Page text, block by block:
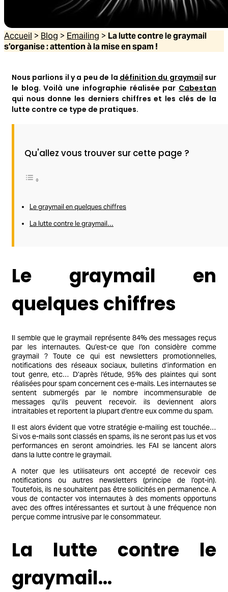
Accueil > Blog > Emailing > La lutte contre le graymail
s’organise : attention à la mise en spam !
Nous parlions il y a peu de la définition du graymail sur
le blog. Voilà une infographie réalisée par Cabestan
qui nous donne les derniers chiffres et les clés de la
lutte contre ce type de pratiques.
Qu'allez vous trouver sur cette page ?
Le graymail en quelques chiffres
La lutte contre le graymail…
Le graymail en
quelques chiffres
Il semble que le graymail représente 84% des messages reçus
par les internautes. Qu’est-ce que l’on considère comme
graymail ? Toute ce qui est newsletters promotionnelles,
notifications des réseaux sociaux, bulletins d’information en
tout genre, etc… D’après l’étude, 95% des plaintes qui sont
réalisées pour spam concernent ces e-mails. Les internautes se
sentent submergés par le nombre incommensurable de
messages qu’ils peuvent recevoir. ils deviennent alors
intraitables et reportent la plupart d’entre eux comme du spam.
Il est alors évident que votre stratégie e-mailing est touchée…
Si vos e-mails sont classés en spams, ils ne seront pas lus et vos
performances en seront amoindries. les FAI se lancent alors
dans la lutte contre le graymail.
A noter que les utilisateurs ont accepté de recevoir ces
notifications ou autres newsletters (principe de l’opt-in).
Toutefois, ils ne souhaitent pas être sollicités en permanence. A
vous de contacter vos internautes à des moments opportuns
avec des offres intéressantes et surtout à une fréquence non
perçue comme intrusive par le consommateur.
La lutte contre le
graymail…